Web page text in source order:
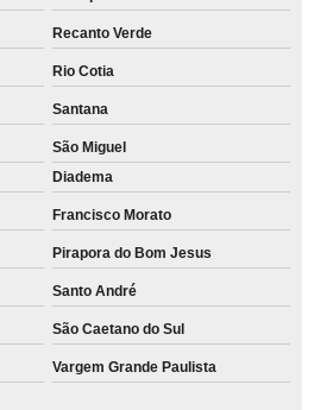
Recanto Verde
Rio Cotia
Santana
São Miguel
Diadema
Francisco Morato
Pirapora do Bom Jesus
Santo André
São Caetano do Sul
Vargem Grande Paulista